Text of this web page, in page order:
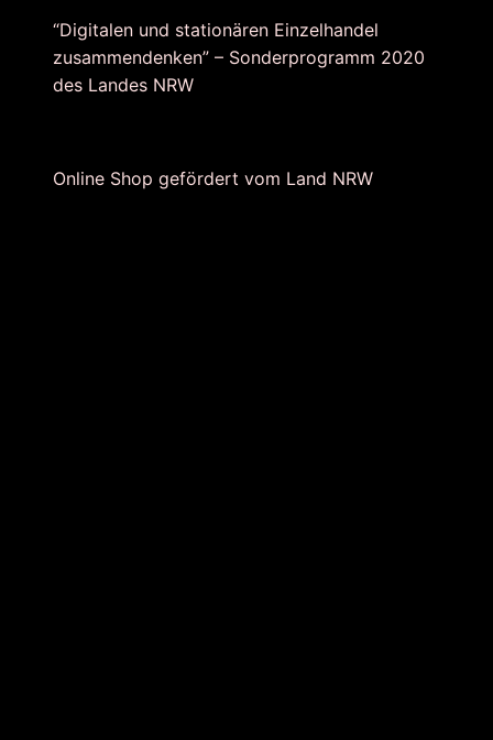
“Digitalen und stationären Einzelhandel
zusammendenken” – Sonderprogramm 2020
des Landes NRW
Online Shop gefördert vom Land NRW